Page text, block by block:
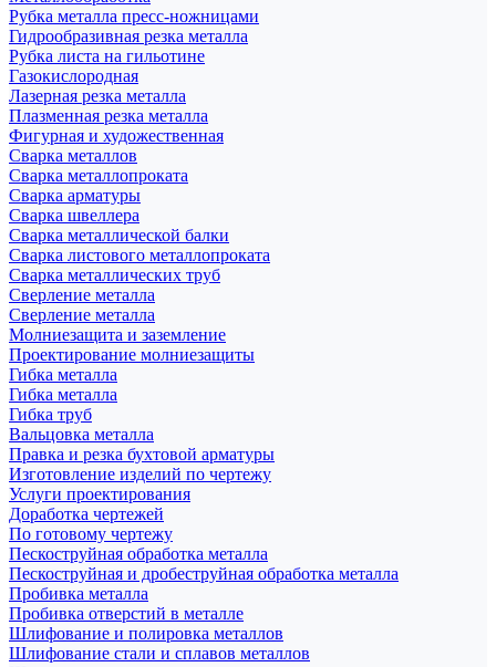
Рубка металла пресс-ножницами
Гидрообразивная резка металла
Рубка листа на гильотине
Газокислородная
Лазерная резка металла
Плазменная резка металла
Фигурная и художественная
Сварка металлов
Сварка металлопроката
Сварка арматуры
Сварка швеллера
Сварка металлической балки
Сварка листового металлопроката
Сварка металлических труб
Сверление металла
Сверление металла
Молниезащита и заземление
Проектирование молниезащиты
Гибка металла
Гибка металла
Гибка труб
Вальцовка металла
Правка и резка бухтовой арматуры
Изготовление изделий по чертежу
Услуги проектирования
Доработка чертежей
По готовому чертежу
Пескоструйная обработка металла
Пескоструйная и дробеструйная обработка металла
Пробивка металла
Пробивка отверстий в металле
Шлифование и полировка металлов
Шлифование стали и сплавов металлов